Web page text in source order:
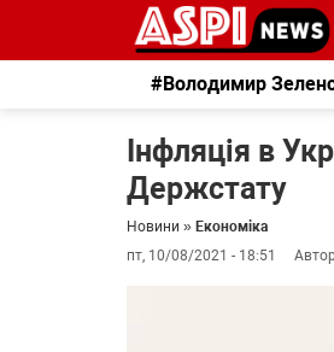
#Володимир
Інфляція в
Держстату
Новини » Економіка
пт, 10/08/2021 - 18:51